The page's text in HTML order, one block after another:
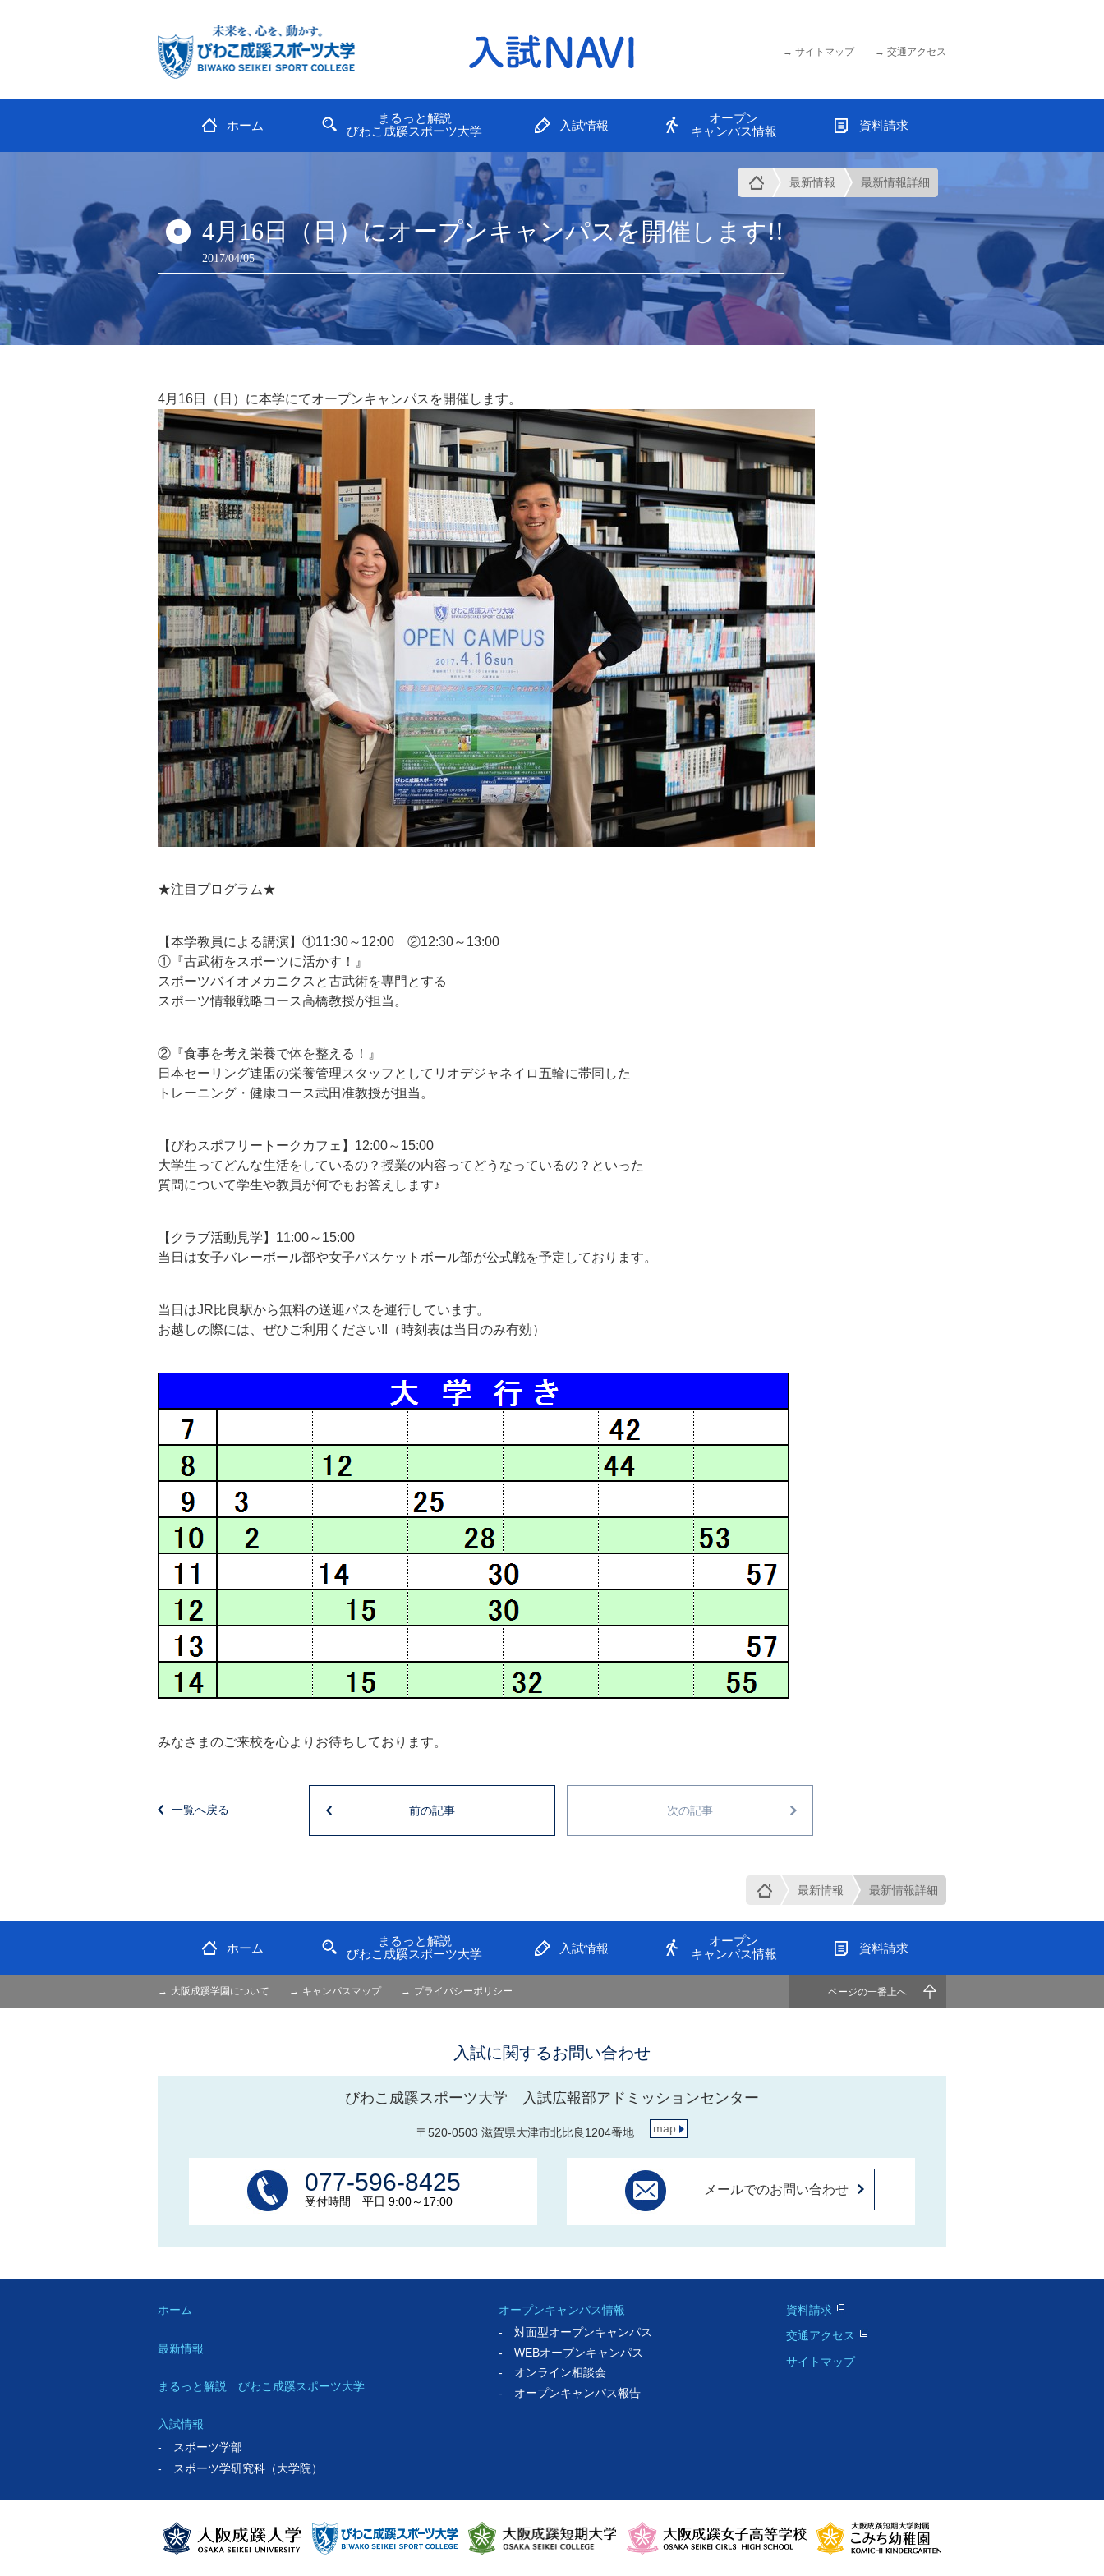
サイトマップ 交通アクセス
ホーム
まるっと解説
びわこ成蹊スポーツ大学
入試情報
オープン
キャンパス情報
資料請求
最新情報 最新情報詳細
4月16日（日）にオープンキャンパスを開催します!!
2017/04/05
4月16日（日）に本学にてオープンキャンパスを開催します。
★注目プログラム★
【本学教員による講演】①11:30～12:00 ②12:30～13:00
①『古武術をスポーツに活かす！』
スポーツバイオメカニクスと古武術を専門とする
スポーツ情報戦略コース高橋教授が担当。
②『食事を考え栄養で体を整える！』
日本セーリング連盟の栄養管理スタッフとしてリオデジャネイロ五輪に帯同した
トレーニング・健康コース武田准教授が担当。
【びわスポフリートークカフェ】12:00～15:00
大学生ってどんな生活をしているの？授業の内容ってどうなっているの？といった
質問について学生や教員が何でもお答えします♪
【クラブ活動見学】11:00～15:00
当日は女子バレーボール部や女子バスケットボール部が公式戦を予定しております。
当日はJR比良駅から無料の送迎バスを運行しています。
お越しの際には、ぜひご利用ください!!（時刻表は当日のみ有効）
みなさまのご来校を心よりお待ちしております。
前の記事 次の記事
一覧へ戻る
最新情報 最新情報詳細
ページの一番上へ
ホーム
まるっと解説
びわこ成蹊スポーツ大学
入試情報
オープン
キャンパス情報
資料請求
大阪成蹊学園について キャンパスマップ プライバシーポリシー
入試に関するお問い合わせ
びわこ成蹊スポーツ大学 入試広報部アドミッションセンター
〒520-0503 滋賀県大津市北比良1204番地 map
077-596-8425
受付時間 平日 9:00～17:00
メールでのお問い合わせ
ホーム
最新情報
まるっと解説 びわこ成蹊スポーツ大学
入試情報
- スポーツ学部
- スポーツ学研究科（大学院）
オープンキャンパス情報
- 対面型オープンキャンパス
- WEBオープンキャンパス
- オンライン相談会
- オープンキャンパス報告
資料請求
交通アクセス
サイトマップ